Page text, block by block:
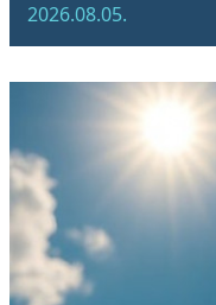
2026.08.05.